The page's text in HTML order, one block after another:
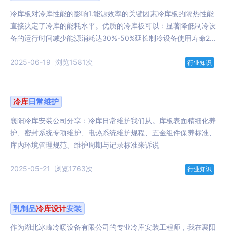
冷库板对冷库性能的影响1.能源效率的关键因素冷库板的隔热性能
直接决定了冷库的能耗水平。优质的冷库板可以：显著降低制冷设
备的运行时间减少能源消耗达30%-50%延长制冷设备使用寿命2...
2025-06-19 浏览1581次 行业知识
冷库日常维护
襄阳冷库安装公司分享：冷库日常维护我们从。库板表面精细化养
护、密封系统专项维护、电热系统维护规程、五金组件保养标准、
库内环境管理规范、维护周期与记录标准来诉说
2025-05-21 浏览1763次 行业知识
乳制品冷库设计安装
作为湖北冰峰冷暖设备有限公司的专业冷库安装工程师，我在襄阳